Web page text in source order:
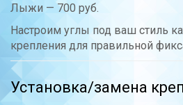
Лыжи — 700 руб.
Настроим углы под ваш стиль
крепления для правильной
Установка/замена